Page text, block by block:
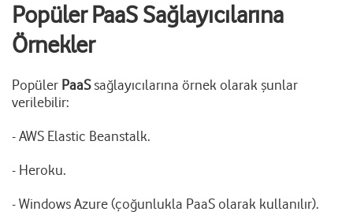
Popüler PaaS Sağlayıcılarına
Örnekler
Popüler PaaSsağlayıcılarına örnek olarak şunlar
verilebilir:
- AWS Elastic Beanstalk.
- Heroku.
- Windows Azure (çoğunlukla PaaS olarak kullanılır).